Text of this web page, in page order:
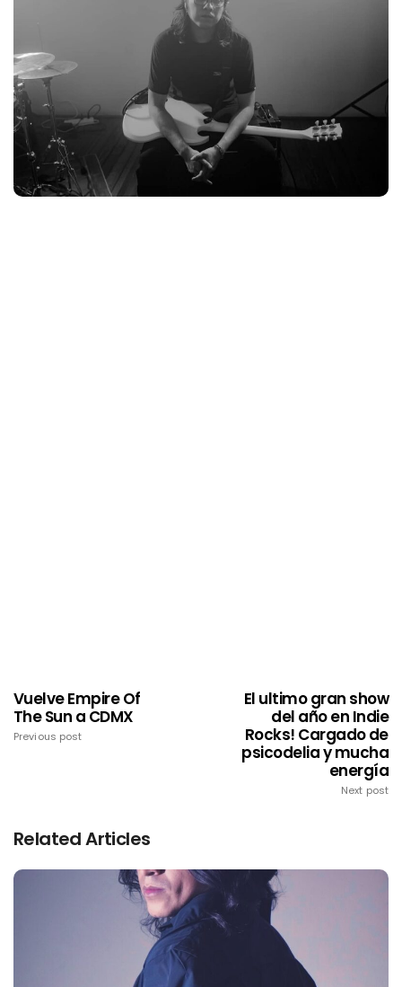
Vuelve Empire Of
The Sun a CDMX
Previous post
El ultimo gran show
del año en Indie
Rocks! Cargado de
psicodelia y mucha
energía
Next post
Related Articles